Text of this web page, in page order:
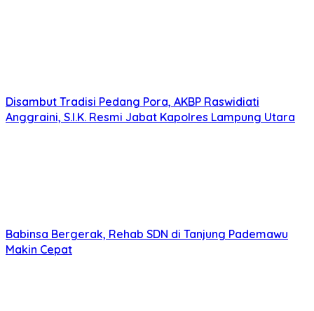
Disambut Tradisi Pedang Pora, AKBP Raswidiati
Anggraini, S.I.K. Resmi Jabat Kapolres Lampung Utara
Babinsa Bergerak, Rehab SDN di Tanjung Pademawu
Makin Cepat